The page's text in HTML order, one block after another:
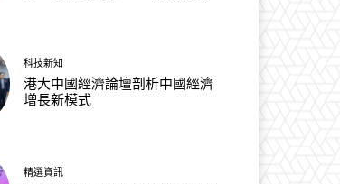
科技新知
港大中國經濟論壇剖析中國經濟
增長新模式
精選資訊